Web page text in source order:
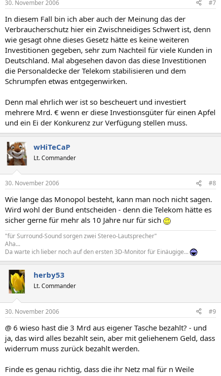
30. November 2006 #7
In diesem Fall bin ich aber auch der Meinung das der
Verbraucherschutz hier ein Zwischneidiges Schwert ist, denn
wie gesagt ohne dieses Gesetz hätte es keine weiteren
Investitionen gegeben, sehr zum Nachteil für viele Kunden in
Deutschland. Mal abgesehen davon das diese Investitionen
die Personaldecke der Telekom stabilisieren und dem
Schrumpfen etwas entgegenwirken.
Denn mal ehrlich wer ist so bescheuert und investiert
mehrere Mrd. € wenn er diese Investionsgüter für einen Apfel
und ein Ei der Konkurenz zur Verfügung stellen muss.
wHiTeCaP
Lt. Commander
30. November 2006 #8
Wie lange das Monopol besteht, kann man noch nicht sagen.
Wird wohl der Bund entscheiden - denn die Telekom hätte es
sicher gerne für mehr als 10 Jahre nur für sich
"für Surround-Sound sorgen zwei Stereo-Lautsprecher"
Aha...
Da warte ich lieber noch auf den ersten 3D-Monitor für Einäugige...
herby53
Lt. Commander
30. November 2006 #9
@ 6 wieso hast die 3 Mrd aus eigener Tasche bezahlt? - und
ja, das wird alles bezahlt sein, aber mit geliehenem Geld, dass
widerrum muss zurück bezahlt werden.
Finde es genau richtig, dass die ihr Netz mal für n Weile